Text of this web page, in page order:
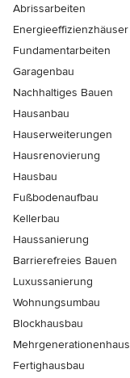
Abrissarbeiten
Energieeffizienzhäuser
Fundamentarbeiten
Garagenbau
Nachhaltiges Bauen
Hausanbau
Hauserweiterungen
Hausrenovierung
Hausbau
Fußbodenaufbau
Kellerbau
Haussanierung
Barrierefreies Bauen
Luxussanierung
Wohnungsumbau
Blockhausbau
Mehrgenerationenhaus
Fertighausbau